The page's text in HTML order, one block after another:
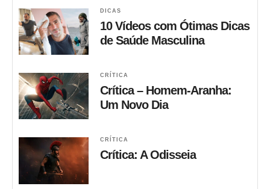
DICAS
10 Vídeos com Ótimas Dicas
de Saúde Masculina
CRÍTICA
Crítica – Homem-Aranha:
Um Novo Dia
CRÍTICA
Crítica: A Odisseia